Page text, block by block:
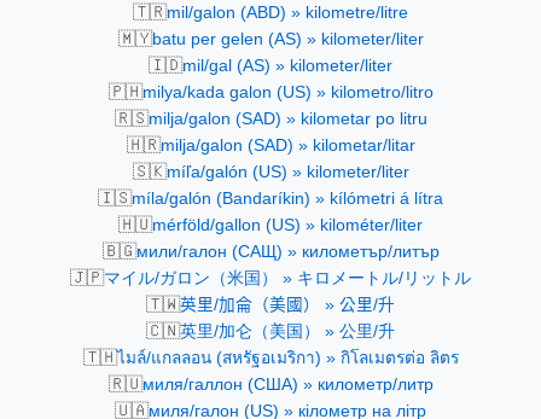
🇹🇷mil/galon (ABD) » kilometre/litre
🇲🇾batu per gelen (AS) » kilometer/liter
🇮🇩mil/gal (AS) » kilometer/liter
🇵🇭milya/kada galon (US) » kilometro/litro
🇷🇸milja/galon (SAD) » kilometar po litru
🇭🇷milja/galon (SAD) » kilometar/litar
🇸🇰míľa/galón (US) » kilometer/liter
🇮🇸míla/galón (Bandaríkin) » kílómetri á lítra
🇭🇺mérföld/gallon (US) » kilométer/liter
🇧🇬мили/галон (САЩ) » километър/литър
🇯🇵マイル/ガロン（米国） » キロメートル/リットル
🇹🇼英里/加侖（美國） » 公里/升
🇨🇳英里/加仑（美国） » 公里/升
🇹🇭ไมล์/แกลลอน (สหรัฐอเมริกา) » กิโลเมตรต่อ ลิตร
🇷🇺миля/галлон (США) » километр/литр
🇺🇦миля/галон (US) » кілометр на літр